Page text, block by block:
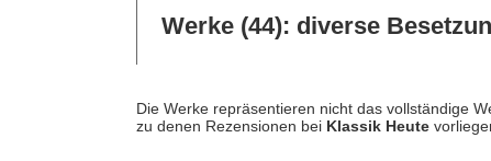
Werke (44): diverse
Die Werke repräsentieren nicht das vollständige
zu denen Rezensionen bei Klassik Heute